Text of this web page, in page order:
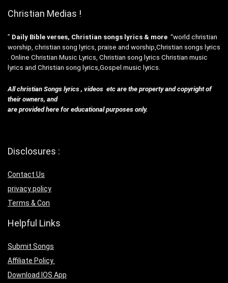
Christian Medias !
” Daily Bible verses, Christian songs lyrics & more “world christian
worship, christian song lyrics, praise and worship,Christian songs lyrics
. Online Christian Music Lyrics, Christian song lyrics Christian music
lyrics and Christian song lyrics,Gospel music lyrics.
All christian Songs lyrics , videos etc are the property and copyright of
their owners, and
are provided here for educational purposes only.
Disclosures :
Contact Us
privacy policy
Terms & Con
Helpful Links
Submit Songs
Affiliate Policy
Download IOS App